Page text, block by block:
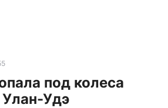
под колеса
Удэ